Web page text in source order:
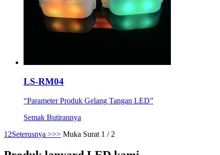
LS-RM04
“Parameter Produk Gelang Tangan LED”
Semak Butirannya
1 2Seterusnya >>> Muka Surat 1 / 2